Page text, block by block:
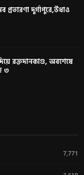
দুর্গাপুরে,উধাও
রক্তদানকাণ্ড, অবশেষে
৩
7,771